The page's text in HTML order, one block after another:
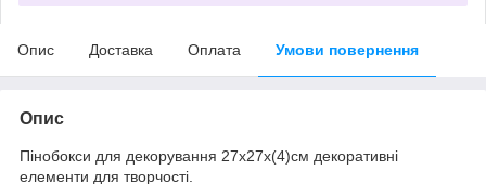
Опис Доставка Оплата Умови повернення
Опис
Пінобокси для декорування 27х27х(4)см декоративні
елементи для творчості.